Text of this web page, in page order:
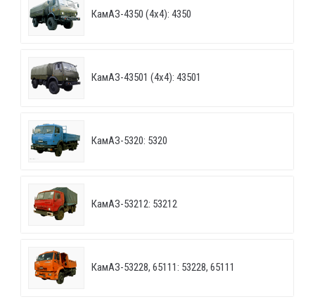
КамАЗ-4350 (4х4): 4350
КамАЗ-43501 (4х4): 43501
КамАЗ-5320: 5320
КамАЗ-53212: 53212
КамАЗ-53228, 65111: 53228, 65111